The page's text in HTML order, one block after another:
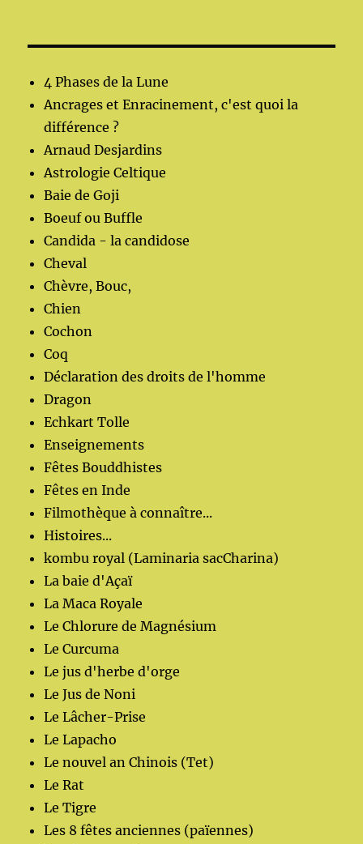
4 Phases de la Lune
Ancrages et Enracinement, c'est quoi la
différence ?
Arnaud Desjardins
Astrologie Celtique
Baie de Goji
Boeuf ou Buffle
Candida - la candidose
Cheval
Chèvre, Bouc,
Chien
Cochon
Coq
Déclaration des droits de l'homme
Dragon
Echkart Tolle
Enseignements
Fêtes Bouddhistes
Fêtes en Inde
Filmothèque à connaître...
Histoires...
kombu royal (Laminaria sacCharina)
La baie d'Açaï
La Maca Royale
Le Chlorure de Magnésium
Le Curcuma
Le jus d'herbe d'orge
Le Jus de Noni
Le Lâcher-Prise
Le Lapacho
Le nouvel an Chinois (Tet)
Le Rat
Le Tigre
Les 8 fêtes anciennes (païennes)